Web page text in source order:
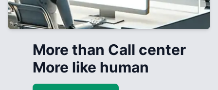
More than Call center
More like human